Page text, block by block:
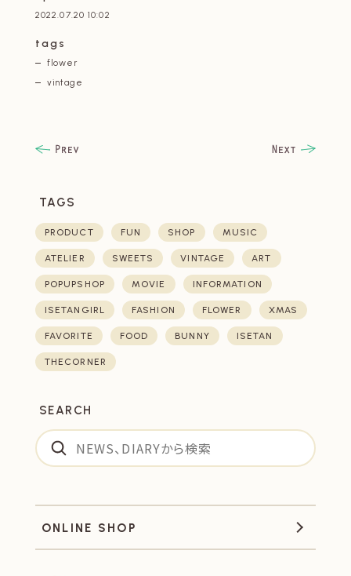
2022.07.20 10:02
tags
flower
vintage
TAGS
PRODUCT FUN SHOP MUSIC
ATELIER SWEETS VINTAGE ART
POPUPSHOP MOVIE INFORMATION
ISETANGIRL FASHION FLOWER XMAS
FAVORITE FOOD BUNNY ISETAN
THECORNER
SEARCH
ONLINE SHOP